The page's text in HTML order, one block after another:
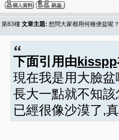
第83樓 文章主題: 想問大家都用何種便盆呢？
下面引用由kisspp
現在我是用大臉
長大一點就不知
已經很像沙漠了,